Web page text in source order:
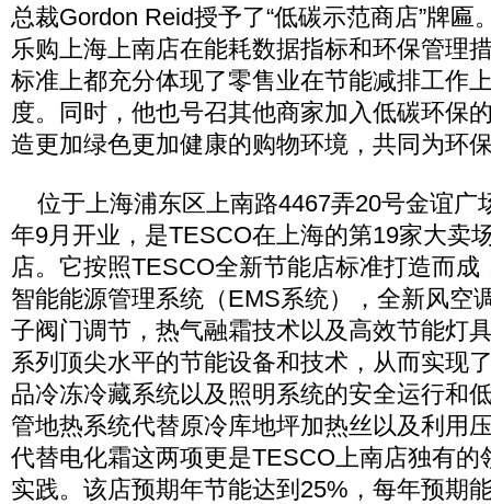
总裁Gordon Reid授予了“低碳示范商店”牌匾
乐购上海上南店在能耗数据指标和环保管理
标准上都充分体现了零售业在节能减排工作
度。同时，他也号召其他商家加入低碳环保
造更加绿色更加健康的购物环境，共同为环
位于上海浦东区上南路4467弄20号金谊广
年9月开业，是TESCO在上海的第19家大卖
店。它按照TESCO全新节能店标准打造而成
智能能源管理系统（EMS系统），全新风空
子阀门调节，热气融霜技术以及高效节能灯
系列顶尖水平的节能设备和技术，从而实现
品冷冻冷藏系统以及照明系统的安全运行和
管地热系统代替原冷库地坪加热丝以及利用
代替电化霜这两项更是TESCO上南店独有的
实践。该店预期年节能达到25%，每年预期